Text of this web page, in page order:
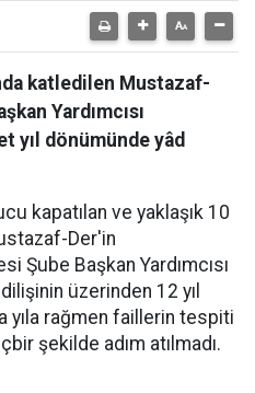
katledilen Mustazaf-
Yardımcısı
yıl dönümünde yâd
kapatılan ve yaklaşık 10
Der'in
Şube Başkan Yardımcısı
üzerinden 12 yıl
yıla rağmen faillerin tespiti
şekilde adım atılmadı.